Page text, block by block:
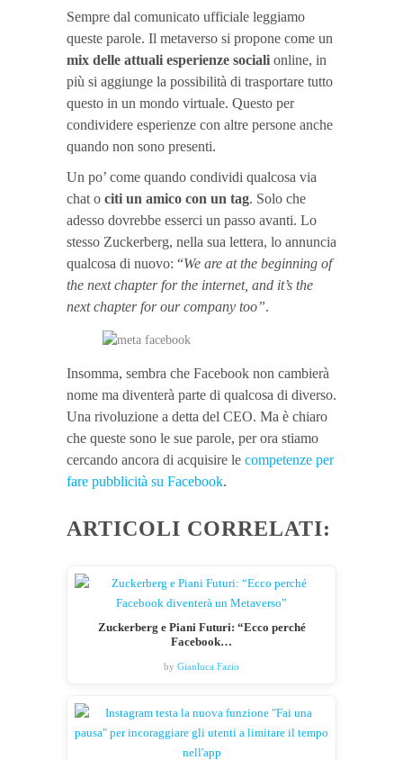
Sempre dal comunicato ufficiale leggiamo
queste parole. Il metaverso si propone come un
mix delle attuali esperienze sociali online, in
più si aggiunge la possibilità di trasportare tutto
questo in un mondo virtuale. Questo per
condividere esperienze con altre persone anche
quando non sono presenti.
Un po’ come quando condividi qualcosa via
chat o citi un amico con un tag. Solo che
adesso dovrebbe esserci un passo avanti. Lo
stesso Zuckerberg, nella sua lettera, lo annuncia
qualcosa di nuovo: “We are at the beginning of
the next chapter for the internet, and it’s the
next chapter for our company too”.
Insomma, sembra che Facebook non cambierà
nome ma diventerà parte di qualcosa di diverso.
Una rivoluzione a detta del CEO. Ma è chiaro
che queste sono le sue parole, per ora stiamo
cercando ancora di acquisire le competenze per
fare pubblicità su Facebook.
ARTICOLI CORRELATI:
Zuckerberg e Piani Futuri: “Ecco perché
Facebook…
by Gianluca Fazio